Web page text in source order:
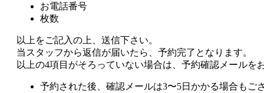
お電話番号
枚数
以上をご記入の上、送信下さい。
当スタッフから返信が届いたら、予約完了となります。
以上の4項目がそろっていない場合は、予約確認メールを
予約された後、確認メールは3〜5日かかる場合もご